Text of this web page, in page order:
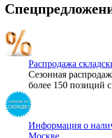
Распродажа
Сезонная
более 150 позиций
Информация о
Москве